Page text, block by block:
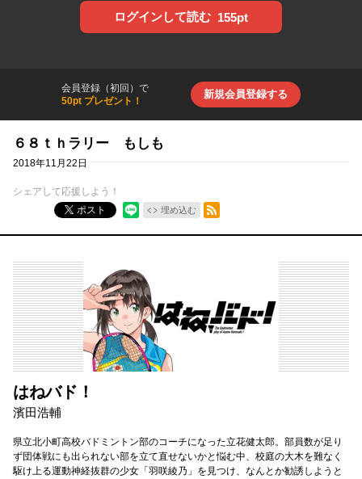
ログインして読む 155pt
会員登録（初回）で
50pt プレゼント！
新規会員登録する
６８ｔｈラリー もしも
2018年11月22日
シェアして応援しよう！
ポスト
埋め込む
RSSフィード
はねバド！
濱田浩輔
県立北小町高校バドミントン部のコーチになった立花健太郎。部員数が足り
ず団体戦にも出られない部を立て直せないかと悩む中、校庭の大木を難なく
駆け上る運動神経抜群の少女「羽咲綾乃」を見つけ、なんとか勧誘しようと